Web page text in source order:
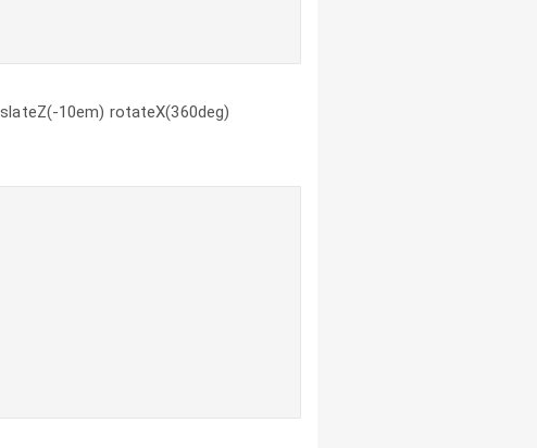
10em) rotateX(360deg)